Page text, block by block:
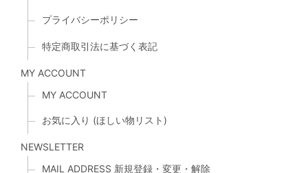
プライバシーポリシー
特定商取引法に基づく表記
MY ACCOUNT
MY ACCOUNT
お気に入り (ほしい物リスト)
NEWSLETTER
MAIL ADDRESS 新規登録・変更・解除